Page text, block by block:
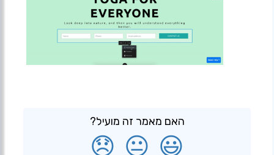
האם מאמר זה מועיל?
😃
😐
😞